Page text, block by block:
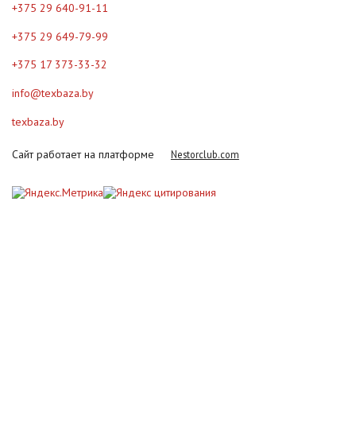
+375 29 640-91-11
+375 29 649-79-99
+375 17 373-33-32
info@texbaza.by
texbaza.by
Сайт работает на платформе Nestorclub.com